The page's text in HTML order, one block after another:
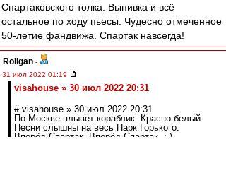
Спартаковского толка. Выпивка и всё
остальное по ходу пьесы. Чудесно отмеченное
50-летие фандвижа. Спартак навсегда!
Roligan -
31 июл 2022 01:19
visahouse » 30 июл 2022 20:31
# visahouse » 30 июл 2022 20:31
По Москве плывет кораблик. Красно-белый.
Песни слышны на весь Парк Горького.
Вперёд Спартак, Вперёд Спартак. :-)